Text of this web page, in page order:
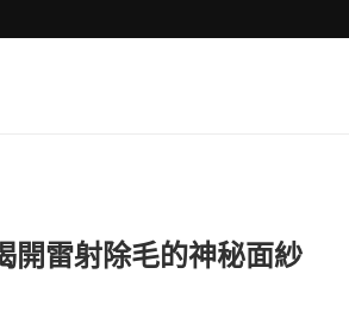
開雷射除毛的神秘面紗